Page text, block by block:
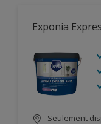
Exponia
Seulement